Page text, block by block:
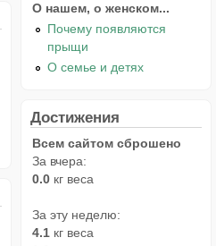
О нашем, о женском...
Почему появляются
прыщи
О семье и детях
Достижения
Всем сайтом сброшено
За вчера:
0.0 кг веса
За эту неделю:
4.1 кг веса